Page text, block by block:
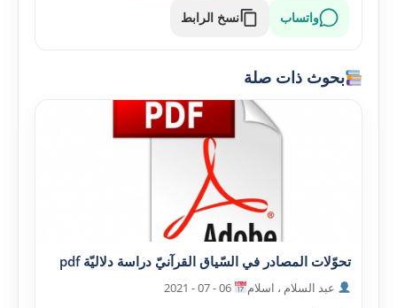
واتساب نسخ الرابط
بحوث ذات صلة
تحوّلات المصادر في السّياق القرآنيّ دراسة دلاليّة pdf
عبد السلام ، اسلام